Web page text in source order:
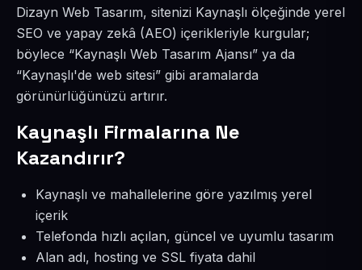
Dizayn Web Tasarım, sitenizi Kaynaşlı ölçeğinde yerel
SEO ve yapay zekâ (AEO) içerikleriyle kurgular;
böylece “Kaynaşlı Web Tasarım Ajansı” ya da
“Kaynaşlı'de web sitesi” gibi aramalarda
görünürlüğünüzü artırır.
Kaynaşlı Firmalarına Ne
Kazandırır?
Kaynaşlı ve mahallelerine göre yazılmış yerel
içerik
Telefonda hızlı açılan, güncel ve uyumlu tasarım
Alan adı, hosting ve SSL fiyata dahil